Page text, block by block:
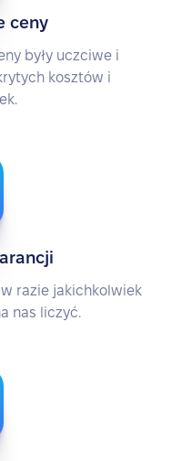
ceny
były uczciwe i
kosztów i
razie jakichkolwiek
nas liczyć.